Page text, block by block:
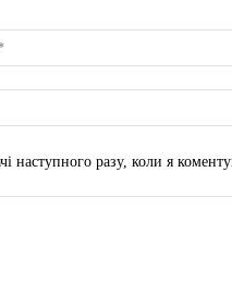
наступного разу, коли я